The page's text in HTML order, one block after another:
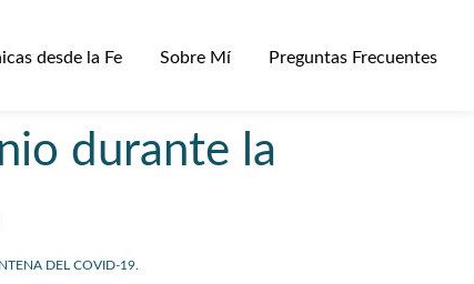
desde la Fe Sobre Mí Preguntas Frecuentes
durante la
DEL COVID-19.